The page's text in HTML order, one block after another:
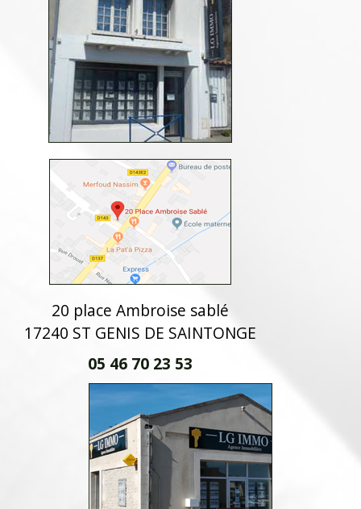
20 place Ambroise sablé
17240 ST GENIS DE SAINTONGE
05 46 70 23 53